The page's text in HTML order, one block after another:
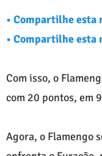
• Compartilhe esta
• Compartilhe esta
Com isso, o
com 20 pontos, em
Agora, o Flamengo